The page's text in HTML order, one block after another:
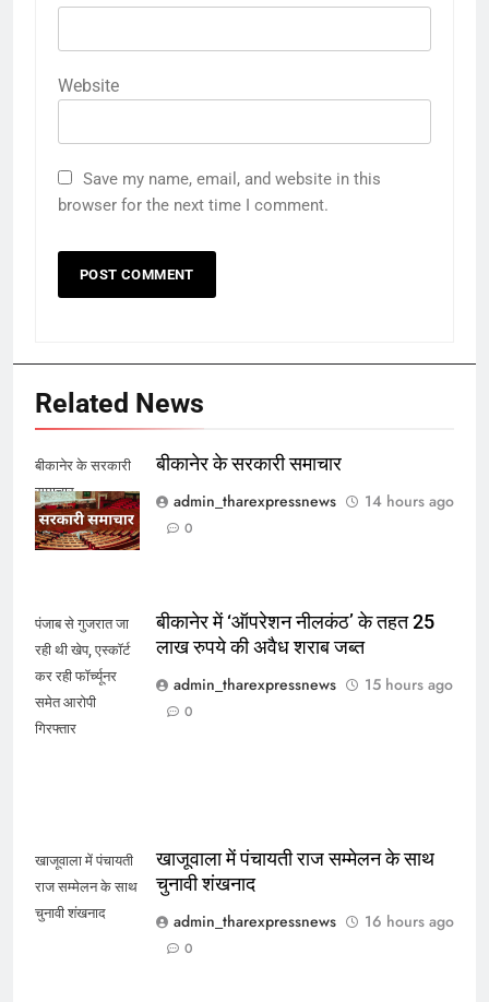
Website
Save my name, email, and website in this
browser for the next time I comment.
Related News
बीकानेर के सरकारी
समाचार
बीकानेर के सरकारी समाचार
admin_tharexpressnews
14 hours ago
0
पंजाब से गुजरात जा
रही थी खेप, एस्कॉर्ट
कर रही फॉर्च्यूनर
समेत आरोपी
गिरफ्तार
बीकानेर में ‘ऑपरेशन नीलकंठ’ के तहत 25
लाख रुपये की अवैध शराब जब्त
admin_tharexpressnews
15 hours ago
0
खाजूवाला में पंचायती
राज सम्मेलन के साथ
चुनावी शंखनाद
खाजूवाला में पंचायती राज सम्मेलन के साथ
चुनावी शंखनाद
admin_tharexpressnews
16 hours ago
0